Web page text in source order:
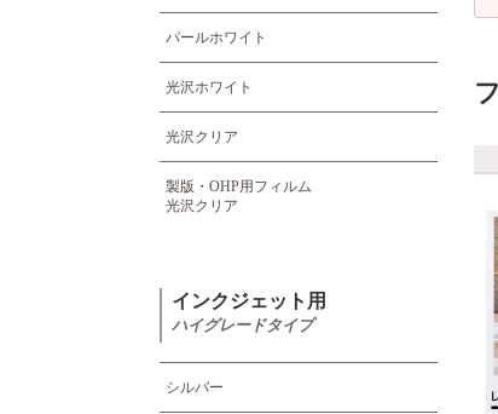
パールホワイト
光沢ホワイト
光沢クリア
製版・OHP用フィルム
光沢クリア
インクジェット用
ハイグレードタイプ
シルバー